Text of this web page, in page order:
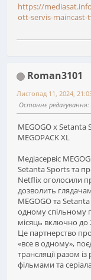
https://
ott-servis-maincast-
Roman3101
Листопад 11, 2024,
Останнє редагування
MEGOGO x Setanta
MEGOPACK XL
Медіасервіс
Setanta Sports та
Netflix оголосили
дозволить
MEGOGO та
одному спільному
місяць включно до
Це партнерство
«все в одному»,
трансляції разом
фільмами та